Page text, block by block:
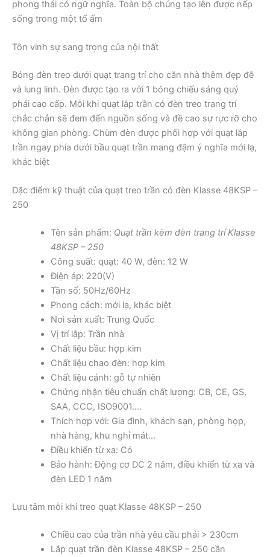
phong thái có ngữ nghĩa. Toàn bộ chúng tạo lên được nếp
sống trong một tổ ấm
Tôn vinh sự sang trọng của nội thất
Bóng đèn treo dưới quạt trang trí cho căn nhà thêm đẹp đẽ
và lung linh. Đèn được tạo ra với 1 bóng chiếu sáng quý
phái cao cấp. Mỗi khi quạt lắp trần có đèn treo trang trí
chắc chắn sẽ đem đến nguồn sống và đề cao sự rực rỡ cho
không gian phòng. Chùm đèn được phối hợp với quạt lắp
trần ngay phía dưới bầu quạt trần mang đậm ý nghĩa mới lạ,
khác biệt
Đặc điểm kỹ thuật của quạt treo trần có đèn Klasse 48KSP –
250
Tên sản phẩm: Quạt trần kèm đèn trang trí Klasse
48KSP – 250
Công suất: quạt: 40 W, đèn: 12 W
Điện áp: 220(V)
Tần số: 50Hz/60Hz
Phong cách: mới lạ, khác biệt
Nơi sản xuất: Trung Quốc
Vị trí lắp: Trần nhà
Chất liệu bầu: hợp kim
Chất liệu chao đèn: hợp kim
Chất liệu cánh: gỗ tự nhiên
Chứng nhận tiêu chuẩn chất lượng: CB, CE, GS,
SAA, CCC, ISO9001….
Thích hợp với: Gia đình, khách sạn, phòng họp,
nhà hàng, khu nghỉ mát…
Điều khiển từ xa: Có
Bảo hành: Động cơ DC 2 năm, điều khiển từ xa và
đèn LED 1 năm
Lưu tâm mỗi khi treo quạt Klasse 48KSP – 250
Chiều cao của trần nhà yêu cầu phải > 230cm
Lắp quạt trần đèn Klasse 48KSP – 250 cần